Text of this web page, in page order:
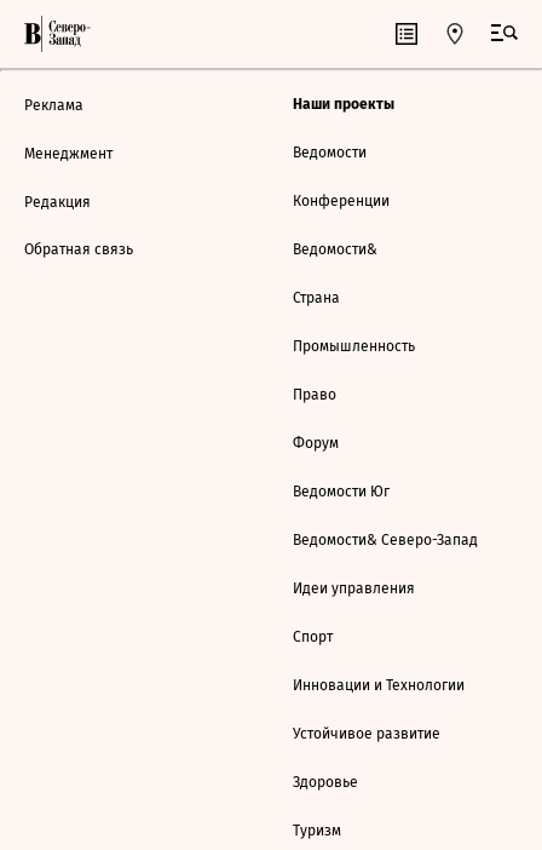
Реклама
Менеджмент
Редакция
Обратная связь
Наши проекты
Ведомости
Конференции
Ведомости&
Страна
Промышленность
Право
Форум
Ведомости Юг
Ведомости& Северо-Запад
Идеи управления
Спорт
Инновации и Технологии
Устойчивое развитие
Здоровье
Туризм